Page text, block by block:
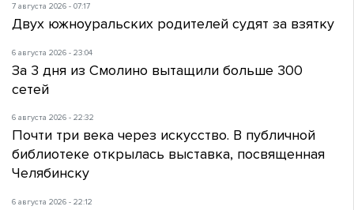
7 августа 2026 - 07:17
Двух южноуральских родителей судят за взятку
6 августа 2026 - 23:04
За 3 дня из Смолино вытащили больше 300
сетей
6 августа 2026 - 22:32
Почти три века через искусство. В публичной
библиотеке открылась выставка, посвященная
Челябинску
6 августа 2026 - 22:12